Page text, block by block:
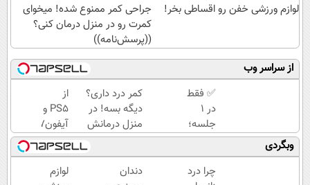
لوازم ورزشی خفن رو اقساطی بخر!
جراحی کمر ممنوع شده! میخوای
کمرت رو در منزل درمان کنی؟
((پرسش‌نامه))
از سراسر وب
✅ فقط
در 1
جلسه؛
پوستت
رو ببین
که
کمر درد داری؟
دیگه بسه! در
منزل درمانش
کن
(◀پرسش‌نامه)
از
PS5 و
آیفون17
تا 1000
دلار
برنده
وبگردی
چرا درد
دندان
لوازم